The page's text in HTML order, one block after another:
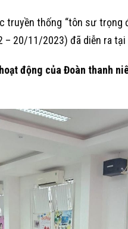
truyền thống “tôn sư trọng
20/11/2023) đã diễn ra tại
hoạt động của Đoàn thanh